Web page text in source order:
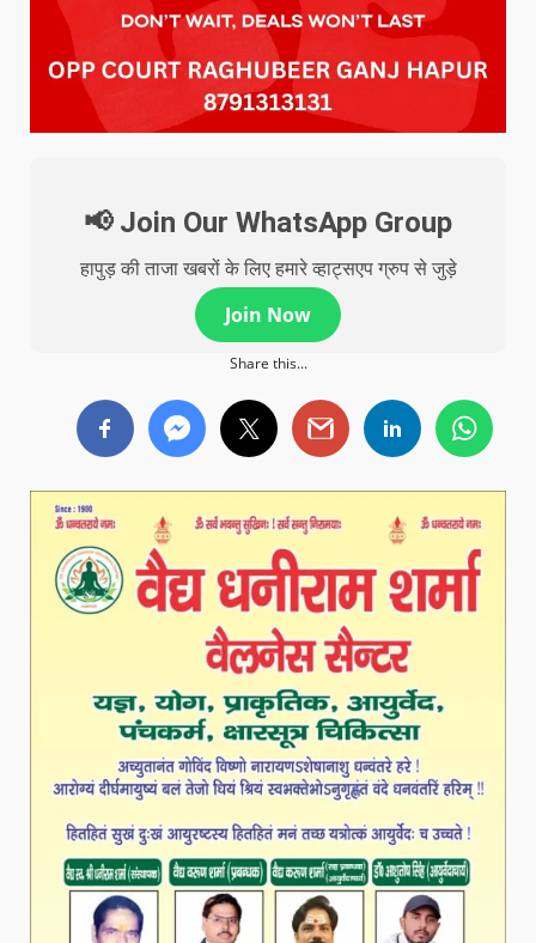
📢 Join Our WhatsApp Group
हापुड़ की ताजा खबरों के लिए हमारे व्हाट्सएप ग्रुप से जुड़े
Join Now
Share this...